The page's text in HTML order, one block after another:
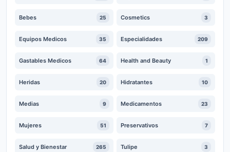
Bebes 25 Cosmetics 3
Equipos Medicos 35 Especialidades 209
Gastables Medicos 64 Health and Beauty 1
Heridas 20 Hidratantes 10
Medias 9 Medicamentos 23
Mujeres 51 Preservativos 7
Salud y Bienestar 265 Tulipe 3